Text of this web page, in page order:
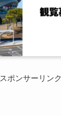
スポンサーリンク